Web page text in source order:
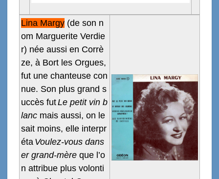
Lina Margy (de son n
om Marguerite Verdie
r) née aussi en Corrè
ze, à Bort les Orgues,
fut une chanteuse con
nue. Son plus grand s
uccès futLepetit vin b
lanc mais aussi, on le
sait moins, elle interpr
éta Voulez-vous dans
er grand-mère que l’o
n attribue plus volonti